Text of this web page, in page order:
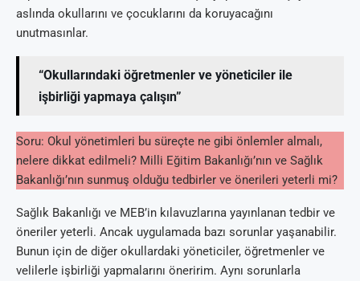
aslında okullarını ve çocuklarını da koruyacağını
unutmasınlar.
“Okullarındaki öğretmenler ve yöneticiler ile
işbirliği yapmaya çalışın”
Soru: Okul yönetimleri bu süreçte ne gibi önlemler almalı,
nelere dikkat edilmeli? Milli Eğitim Bakanlığı’nın ve Sağlık
Bakanlığı’nın sunmuş olduğu tedbirler ve önerileri yeterli mi?
Sağlık Bakanlığı ve MEB’in kılavuzlarına yayınlanan tedbir ve
öneriler yeterli. Ancak uygulamada bazı sorunlar yaşanabilir.
Bunun için de diğer okullardaki yöneticiler, öğretmenler ve
velilerle işbirliği yapmalarını öneririm. Aynı sorunlarla